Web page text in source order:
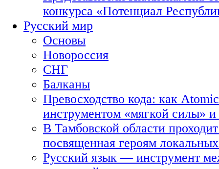
конкурса «Потенциал
Русский мир
Основы
Новороссия
СНГ
Балканы
Превосходство кода: как
инструментом «мягкой силы» и
В Тамбовской области
посвященная героям
Русский язык — инструмент